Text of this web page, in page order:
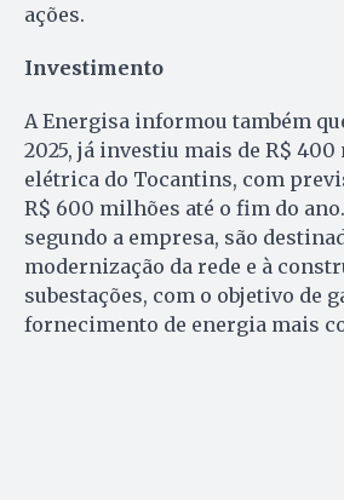
ações.
Investimento
A Energisa informou também
2025, já investiu mais de R$
elétrica do Tocantins, com
R$ 600 milhões até o fim do
segundo a empresa, são
modernização da rede e à
subestações, com o objetivo de
fornecimento de energia mais